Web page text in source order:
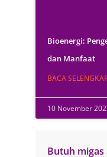
Bioenergi:
dan Manfaat
BACA
10 November
Butuh migas